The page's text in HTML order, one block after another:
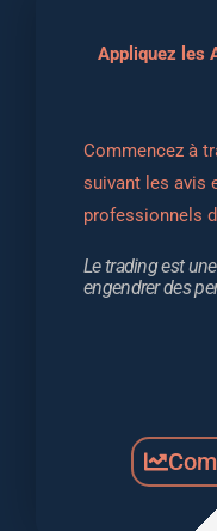
Appliquez les
Commencez à
suivant les avis
professionnels
Le trading est
engendrer des